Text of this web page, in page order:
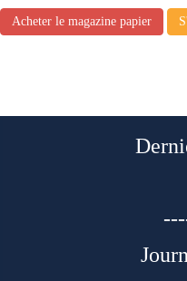
Acheter le magazine papier